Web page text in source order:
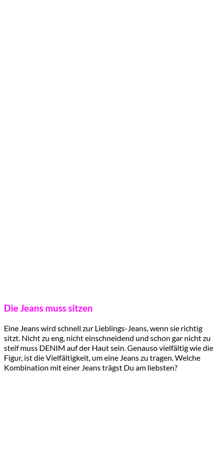
Die Jeans muss sitzen
Eine Jeans wird schnell zur Lieblings-Jeans, wenn sie richtig
sitzt. Nicht zu eng, nicht einschneidend und schon gar nicht zu
steif muss DENIM auf der Haut sein. Genauso vielfältig wie die
Figur, ist die Vielfältigkeit, um eine Jeans zu tragen. Welche
Kombination mit einer Jeans trägst Du am liebsten?